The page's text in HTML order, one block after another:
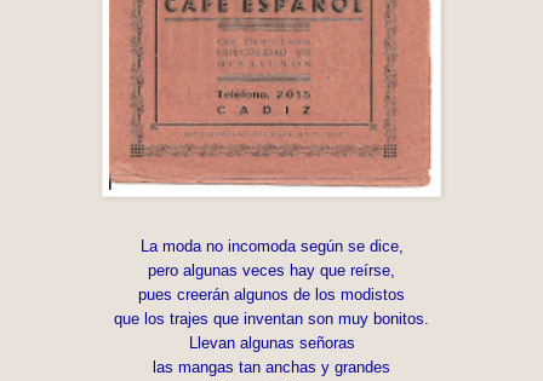
La moda no incomoda según se dice,
pero algunas veces hay que reírse,
pues creerán algunos de los modistos
que los trajes que inventan son muy bonitos.
Llevan algunas señoras
las mangas tan anchas y grandes